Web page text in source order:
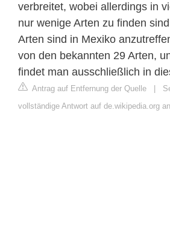
verbreitet, wobei allerdings in
nur wenige Arten zu finden
Arten sind in Mexiko
von den bekannten 29 Arten,
findet man ausschließlich in
Antrag auf Entfernung der Quelle
vollständige Antwort auf de.wikipedia.org an